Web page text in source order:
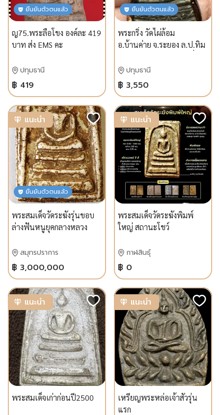
ยืนยันตัวตนแล้ว
ญ75.พระลือโขง องค์ละ 419
บาท ส่ง EMS คะ
ปทุมธานี
฿ 419
ยืนยันตัวตนแล้ว
พระกริ่ง วัดไผ่ล้อม
อ.บ้านค่าย จ.ระยอง ล.ป.ทิม
โบราณพร้อมเลี่ยมโบราณ
เดิม
ปทุมธานี
฿ 3,550
ยืนยันตัวตนแล้ว
แนะนำ
พระสมเด็จวัดระฆังรุ่นขอบ
ล่างฟันหนูยุคกลางหลวง
สมุทรปราการ
฿ 3,000,000
แนะนำ
พระสมเด็จวัดระฆังพิมพ์
ใหญ่ สถานะโชว์
กาฬสินธุ์
฿ 0
แนะนำ
พระสมเด็จเก่าก่อนปี2500
แนะนำ
เหรียญพระหล่อเจ้าสัวรุ่น
แรก